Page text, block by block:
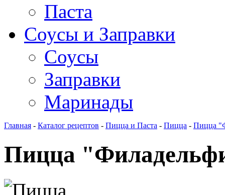
Паста
Соусы и Заправки
Соусы
Заправки
Маринады
Главная - Каталог рецептов - Пицца и Паста - Пицца - Пицца
Пицца